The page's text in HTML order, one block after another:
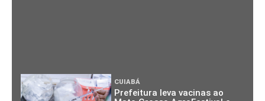
CUIABÁ
Prefeitura leva vacinas ao